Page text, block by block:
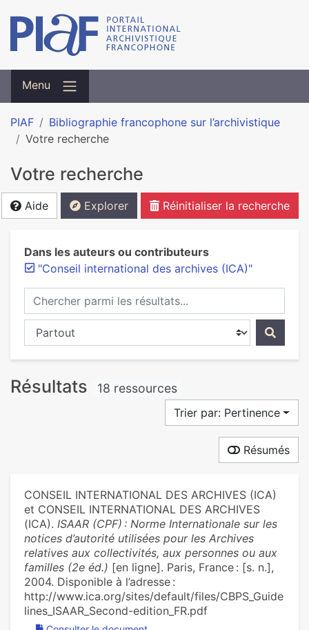
Menu
PIAF
Bibliographie francophone sur l’archivistique
Votre recherche
Votre recherche
Aide Explorer Réinitialiser la recherche
Dans les auteurs ou contributeurs
"Conseil international des archives (ICA)"
Chercher parmi les résultats...
Chercher dans...
Résultats 18 ressources
Trier par: Pertinence
Résumés
CONSEIL INTERNATIONAL DES ARCHIVES (ICA)
et CONSEIL INTERNATIONAL DES ARCHIVES
(ICA). ISAAR (CPF) : Norme Internationale sur les
notices d’autorité utilisées pour les Archives
relatives aux collectivités, aux personnes ou aux
familles (2e éd.) [en ligne]. Paris, France : [s. n.],
2004. Disponible à l’adresse :
http://www.ica.org/sites/default/files/CBPS_Guide
lines_ISAAR_Second-edition_FR.pdf